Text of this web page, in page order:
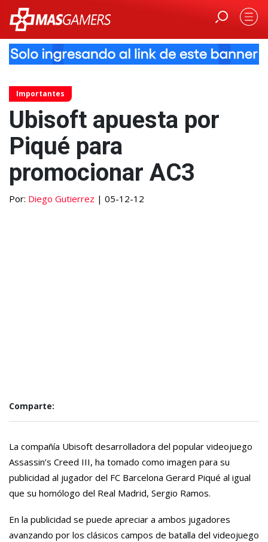
Importantes
Ubisoft apuesta por
Piqué para
promocionar AC3
Por: Diego Gutierrez | 05-12-12
Comparte:
La compañía Ubisoft desarrolladora del popular videojuego
Assassin’s Creed III, ha tomado como imagen para su
publicidad al jugador del FC Barcelona Gerard Piqué al igual
que su homólogo del Real Madrid, Sergio Ramos.
En la publicidad se puede apreciar a ambos jugadores
avanzando por los clásicos campos de batalla del videojuego